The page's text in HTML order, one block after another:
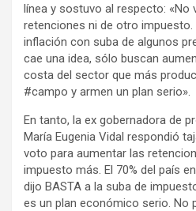
línea y sostuvo al respecto: «No
retenciones ni de otro impuesto.
inflación con suba de algunos
cae una idea, sólo buscan
costa del sector que más
#campo y armen un plan serio».
En tanto, la ex gobernadora de
María Eugenia Vidal respondió
voto para aumentar las
impuesto más. El 70% del país
dijo BASTA a la suba de
es un plan económico serio. No